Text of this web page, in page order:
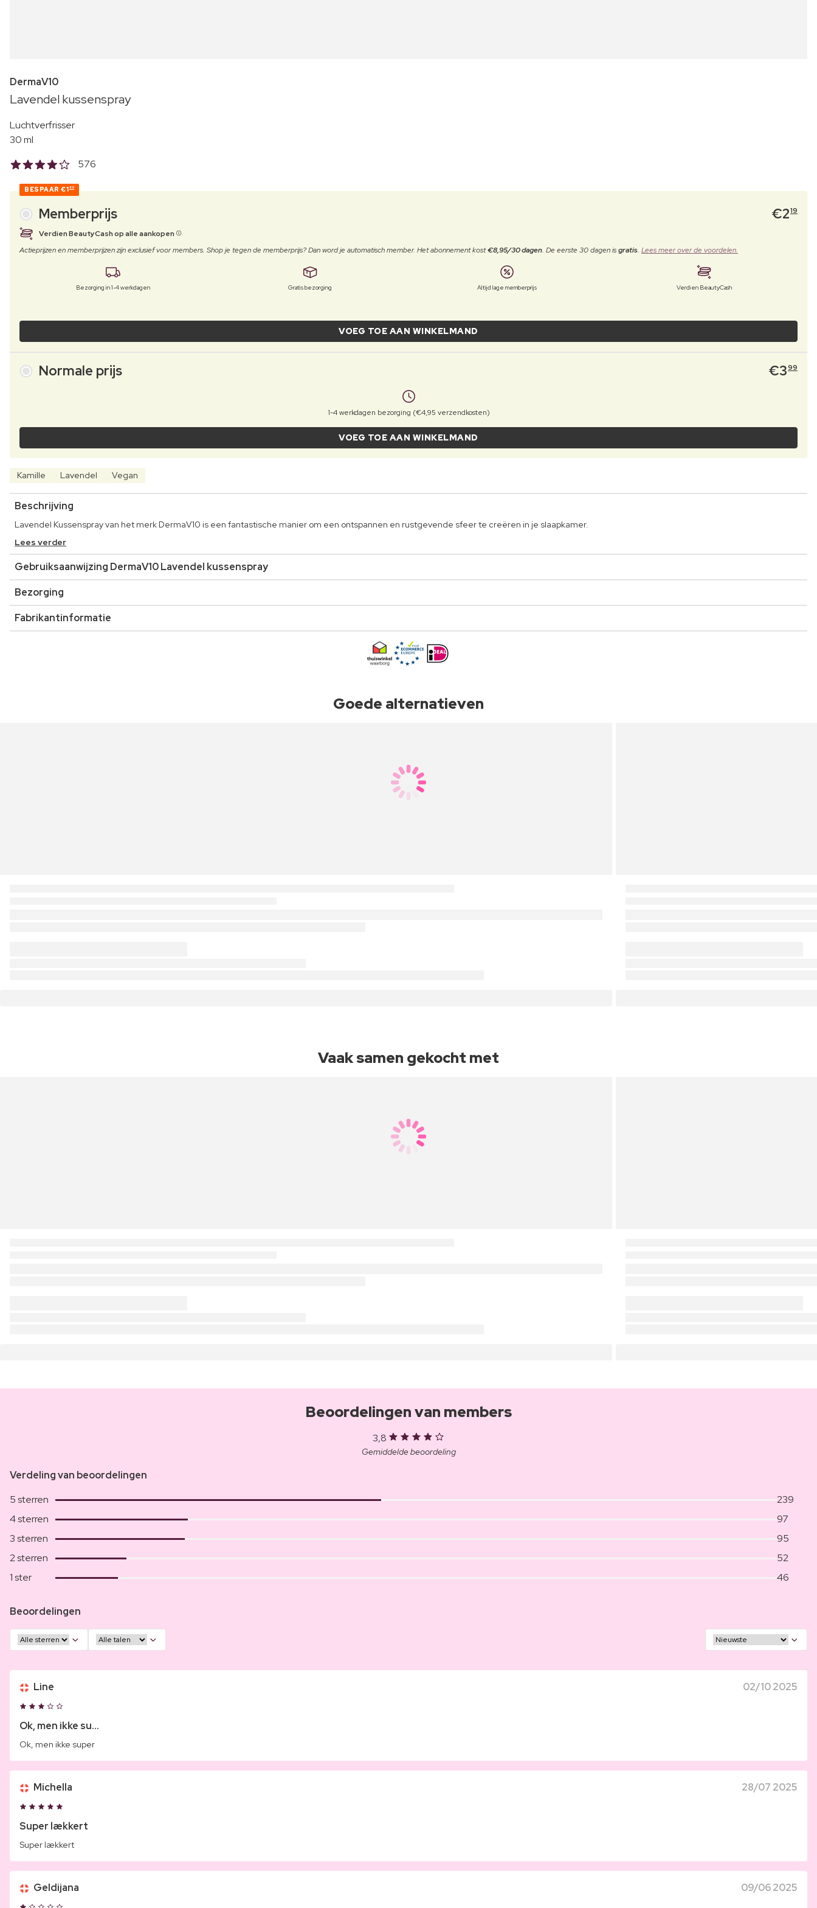
DermaV10
Lavendel kussenspray
Luchtverfrisser
30 ml
576
BESPAAR €1 80
Memberprijs €219
Verdien BeautyCash op alle aankopen
Actieprijzen en memberprijzen zijn exclusief voor members. Shop je tegen de memberprijs? Dan word je automatisch member. Het abonnement kost€8,95/30 dagen. De eerste 30 dagen isgratis. Lees meer over de voordelen.
Bezorging in 1-4 werkdagen Gratis bezorging Altijd lage memberprijs Verdien BeautyCash
VOEG TOE AAN WINKELMAND
Normale prijs €399
1-4 werkdagen bezorging (€4,95 verzendkosten)
VOEG TOE AAN WINKELMAND
Kamille Lavendel Vegan
Beschrijving
Lavendel Kussenspray van het merk DermaV10 is een fantastische manier om een ontspannen en rustgevende sfeer te creëren in je slaapkamer.
Lees verder
Gebruiksaanwijzing DermaV10 Lavendel kussenspray
Bezorging
Fabrikantinformatie
Goede alternatieven
Vaak samen gekocht met
Beoordelingen van members
3,8
Gemiddelde beoordeling
Verdeling van beoordelingen
5 sterren
239
4 sterren
97
3 sterren
95
2 sterren
52
1 ster
46
Beoordelingen
Line 02/10 2025
Ok, men ikke su...
Ok, men ikke super
Michella 28/07 2025
Super lækkert
Super lækkert
Geldijana 09/06 2025